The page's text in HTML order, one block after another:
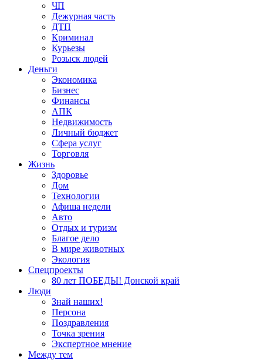
ЧП
Дежурная часть
ДТП
Криминал
Курьезы
Розыск людей
Деньги
Экономика
Бизнес
Финансы
АПК
Недвижимость
Личный бюджет
Сфера услуг
Торговля
Жизнь
Здоровье
Дом
Технологии
Афиша недели
Авто
Отдых и туризм
Благое дело
В мире животных
Экология
Спецпроекты
80 лет ПОБЕДЫ! Донской край
Люди
Знай наших!
Персона
Поздравления
Точка зрения
Экспертное мнение
Между тем